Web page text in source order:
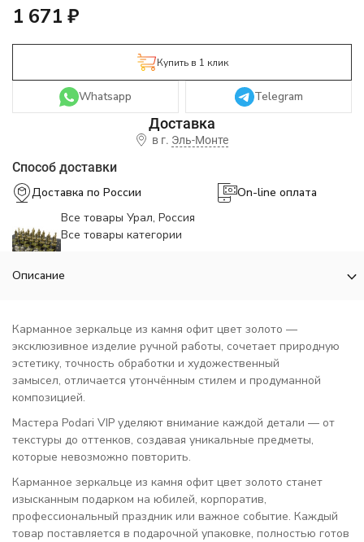
1 671 ₽
Купить в 1 клик
Whatsapp Telegram
в г. Эль-Монте
Способ доставки
Доставка по России
On-line оплата
Все товары Урал, Россия
Все товары категории
Описание
Карманное зеркальце из камня офит цвет золото —
эксклюзивное изделие ручной работы, сочетает природную
эстетику, точность обработки и художественный
замысел, отличается утончённым стилем и продуманной
композицией.
Мастера Podari VIP уделяют внимание каждой детали — от
текстуры до оттенков, создавая уникальные предметы,
которые невозможно повторить.
Карманное зеркальце из камня офит цвет золото станет
изысканным подарком на юбилей, корпоратив,
профессиональный праздник или важное событие. Каждый
товар поставляется в подарочной упаковке, полностью готов